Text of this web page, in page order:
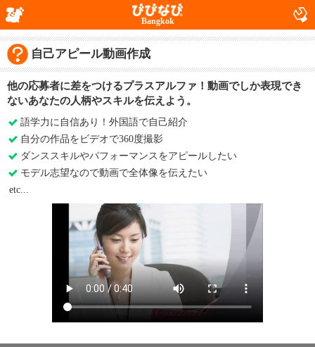
Bangkok
自己アピール動画作成
他の応募者に差をつけるプラスアルファ！動画でしか表現でき
ないあなたの人柄やスキルを伝えよう。
語学力に自信あり！外国語で自己紹介
自分の作品をビデオで360度撮影
ダンススキルやパフォーマンスをアピールしたい
モデル志望なので動画で全体像を伝えたい
etc...